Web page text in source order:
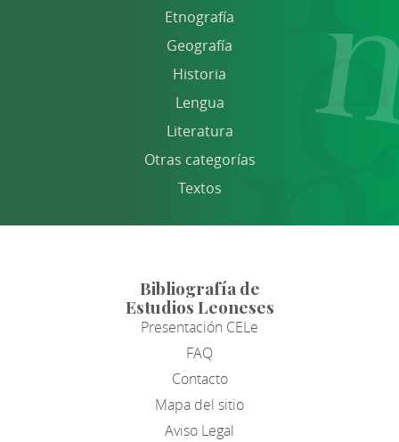
Etnografía
Geografía
Historia
Lengua
Literatura
Otras categorías
Textos
Bibliografía de
Estudios Leoneses
Presentación CELe
FAQ
Contacto
Mapa del sitio
Aviso Legal